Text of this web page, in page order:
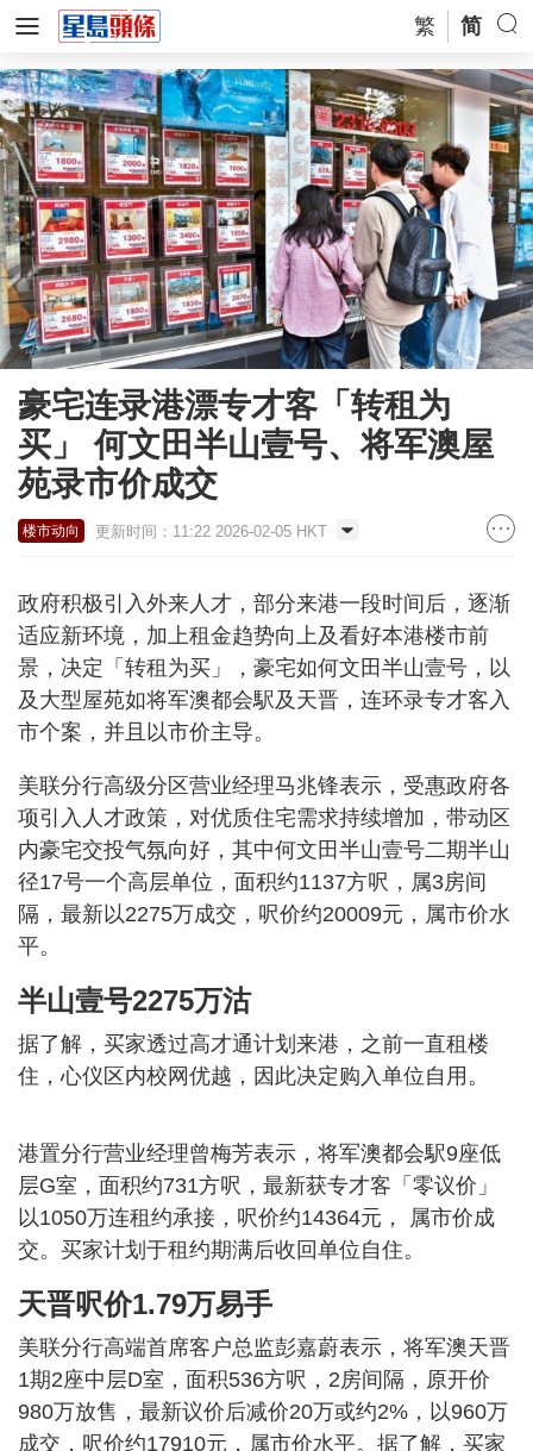
繁 简
豪宅连录港漂专才客「转租为
买」 何文田半山壹号、将军澳屋
苑录市价成交
楼市动向 更新时间：11:22 2026-02-05 HKT
政府积极引入外来人才，部分来港一段时间后，逐渐
适应新环境，加上租金趋势向上及看好本港楼市前
景，决定「转租为买」，豪宅如何文田半山壹号，以
及大型屋苑如将军澳都会駅及天晋，连环录专才客入
市个案，并且以市价主导。
美联分行高级分区营业经理马兆锋表示，受惠政府各
项引入人才政策，对优质住宅需求持续增加，带动区
内豪宅交投气氛向好，其中何文田半山壹号二期半山
径17号一个高层单位，面积约1137方呎，属3房间
隔，最新以2275万成交，呎价约20009元，属市价水
平。
半山壹号2275万沽
据了解，买家透过高才通计划来港，之前一直租楼
住，心仪区内校网优越，因此决定购入单位自用。
港置分行营业经理曾梅芳表示，将军澳都会駅9座低
层G室，面积约731方呎，最新获专才客「零议价」
以1050万连租约承接，呎价约14364元， 属市价成
交。买家计划于租约期满后收回单位自住。
天晋呎价1.79万易手
美联分行高端首席客户总监彭嘉蔚表示，将军澳天晋
1期2座中层D室，面积536方呎，2房间隔，原开价
980万放售，最新议价后减价20万或约2%，以960万
成交，呎价约17910元，属市价水平。据了解，买家